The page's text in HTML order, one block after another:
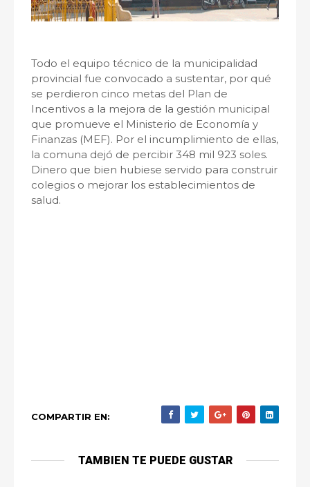
Todo el equipo técnico de la municipalidad
provincial fue convocado a sustentar, por qué
se perdieron cinco metas del Plan de
Incentivos a la mejora de la gestión municipal
que promueve el Ministerio de Economía y
Finanzas (MEF). Por el incumplimiento de ellas,
la comuna dejó de percibir 348 mil 923 soles.
Dinero que bien hubiese servido para construir
colegios o mejorar los establecimientos de
salud.
COMPARTIR EN:
TAMBIEN TE PUEDE GUSTAR